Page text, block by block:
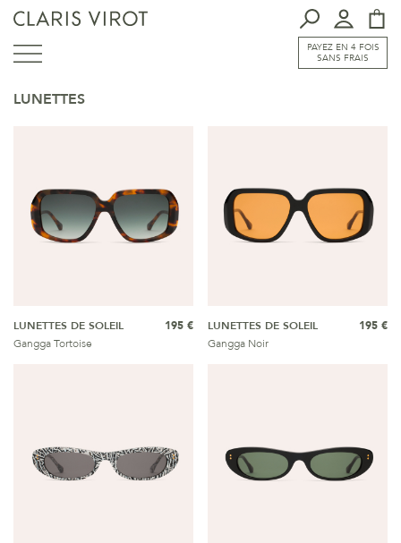
PAYEZ EN 4 FOIS
SANS FRAIS
LUNETTES
LUNETTES DE SOLEIL
Gangga Tortoise
195 €
LUNETTES DE SOLEIL
Gangga Noir
195 €